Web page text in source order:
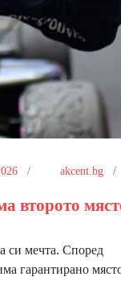
/ akcent.bg /
второто
си мечта. Според
гарантирано